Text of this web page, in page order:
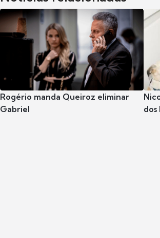
Rogério manda Queiroz eliminar
Gabriel
dos